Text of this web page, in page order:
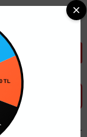
Fırsatı Mailorder ile
Kauçuk Fiş & Prizler